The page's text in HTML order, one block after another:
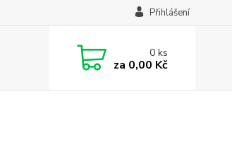
Přihlášení
0ks
za 0,00 Kč